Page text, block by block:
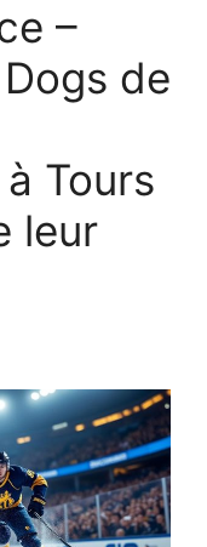
–
de
Tours
leur